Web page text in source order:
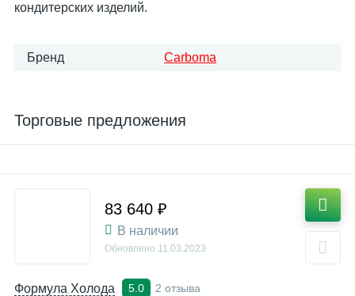
кондитерских изделий.
Бренд Carboma
Торговые предложения
Формула Холода 5.0
2 отзыва
83 640 ₽
В наличии
Обновлено 11.03.2023